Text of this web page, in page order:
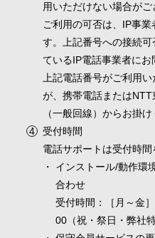
用いただけない場合がご
ご利用の可否は、IP事
す。上記番号への接続
ているIP電話事業者にお
上記電話番号がご利用
が、携帯電話または
（一般回線）からお掛け
受付時間
電話サポートは受付時間
インストール/動作環
合わせ
受付時間：［月～金
00（祝・祭日・弊社